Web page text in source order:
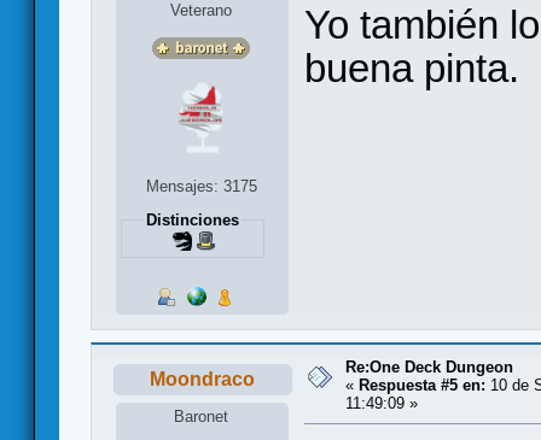
Veterano
Mensajes: 3175
Distinciones
Yo también
buena pinta.
Moondraco
Baronet
Re:One Deck Dungeon
« Respuesta #5 en: 10 de
11:49:09 »